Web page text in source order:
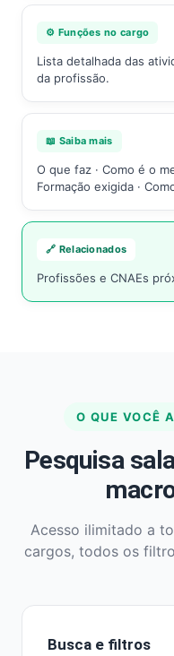
⚙️ Funções no cargo
Lista detalhada das
da profissão.
📖 Saiba mais
O que faz · Como é o
Formação exigida ·
🔗 Relacionados
Profissões e CNAEs
O QUE VOCÊ
Pesquisa
Acesso ilimitado a
cargos, todos os
Busca e filtros